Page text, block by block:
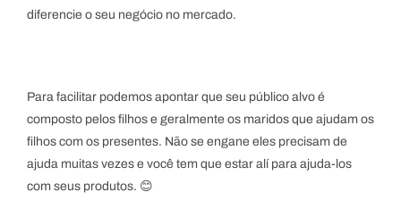
diferencie o seu negócio no mercado.
Para facilitar podemos apontar que seu público alvo é
composto pelos filhos e geralmente os maridos que ajudam os
filhos com os presentes. Não se engane eles precisam de
ajuda muitas vezes e você tem que estar alí para ajuda-los
com seus produtos. 😊